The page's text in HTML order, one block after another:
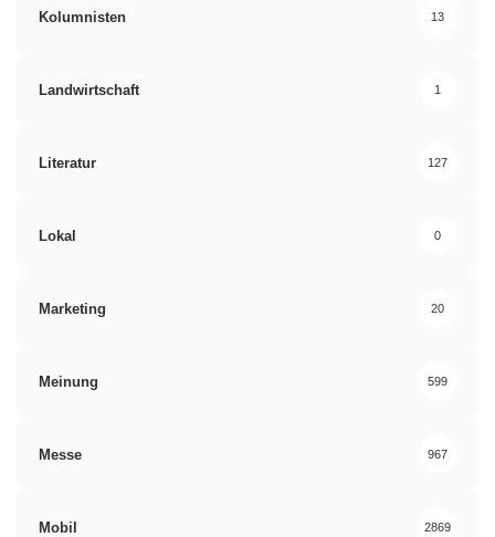
Kolumnisten 13
Landwirtschaft 1
Literatur 127
Lokal 0
Marketing 20
Meinung 599
Messe 967
Mobil 2869